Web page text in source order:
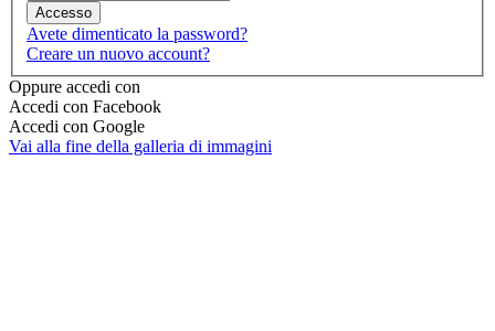
Accesso
Avete dimenticato la password?
Creare un nuovo account?
Oppure accedi con
Accedi con Facebook
Accedi con Google
Vai alla fine della galleria di immagini